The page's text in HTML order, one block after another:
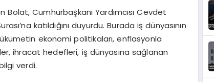
Cumhurbaşkanı Yardımcısı Cevdet
katıldığını duyurdu. Burada iş dünyasının
ekonomi politikaları, enflasyonla
ihracat hedefleri, iş dünyasına sağlanan
verdi.